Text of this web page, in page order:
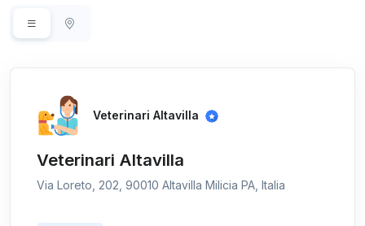
Veterinari Altavilla
Veterinari Altavilla
Via Loreto, 202, 90010 Altavilla Milicia PA, Italia